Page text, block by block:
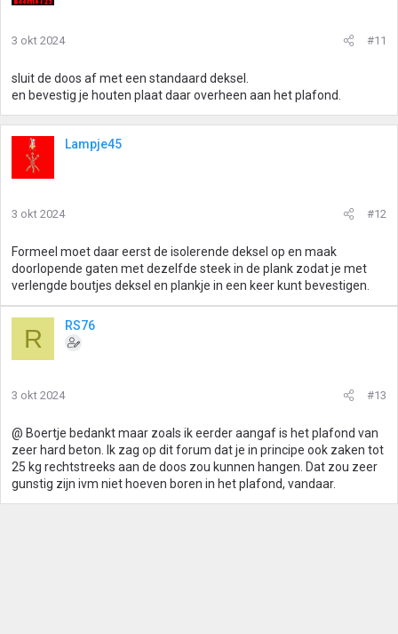
3 okt 2024 #11
sluit de doos af met een standaard deksel.
en bevestig je houten plaat daar overheen aan het plafond.
Lampje45
3 okt 2024 #12
Formeel moet daar eerst de isolerende deksel op en maak
doorlopende gaten met dezelfde steek in de plank zodat je met
verlengde boutjes deksel en plankje in een keer kunt bevestigen.
R RS76
3 okt 2024 #13
@ Boertje bedankt maar zoals ik eerder aangaf is het plafond van
zeer hard beton. Ik zag op dit forum dat je in principe ook zaken tot
25 kg rechtstreeks aan de doos zou kunnen hangen. Dat zou zeer
gunstig zijn ivm niet hoeven boren in het plafond, vandaar.